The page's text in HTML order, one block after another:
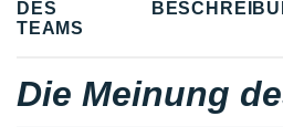
DES
TEAMS
Die Meinung